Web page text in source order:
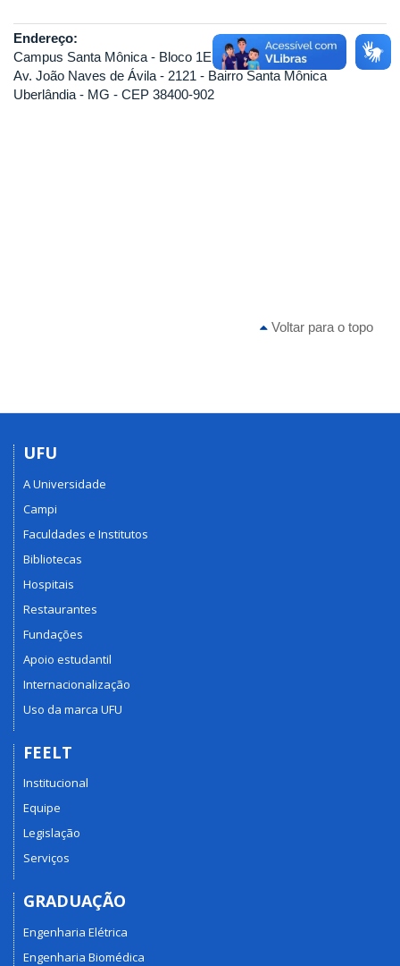
Endereço:
Campus Santa Mônica - Bloco 1E - Sala 113
Av. João Naves de Ávila - 2121 - Bairro Santa Mônica
Uberlândia - MG - CEP 38400-902
Voltar para o topo
UFU
A Universidade
Campi
Faculdades e Institutos
Bibliotecas
Hospitais
Restaurantes
Fundações
Apoio estudantil
Internacionalização
Uso da marca UFU
FEELT
Institucional
Equipe
Legislação
Serviços
GRADUAÇÃO
Engenharia Elétrica
Engenharia Biomédica